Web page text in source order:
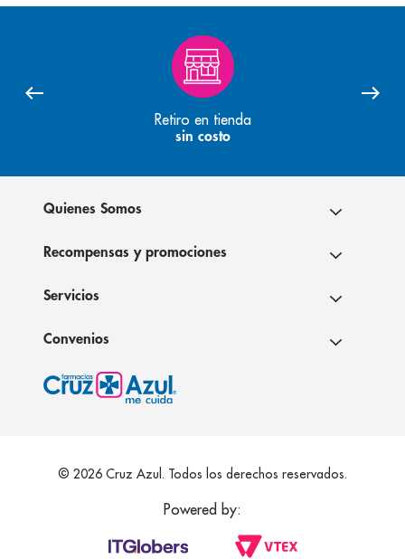
Retiro en tienda
sin costo
Quienes Somos
Recompensas y promociones
Servicios
Convenios
© 2026 Cruz Azul. Todos los derechos reservados.
Powered by: